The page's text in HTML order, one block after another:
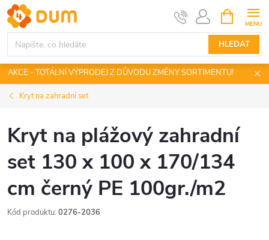
Přejít
na
obsah
HLEDAT
NÁKUPNÍ
KOŠÍK
AKCE - TOTÁLNÍ VÝPRODEJ Z DŮVODU ZMĚNY SORTIMENTU!
Kryt na zahradní set
Kryt na plážový zahradní
set 130 x 100 x 170/134
cm černý PE 100gr./m2
Kód produktu: 0276-2036